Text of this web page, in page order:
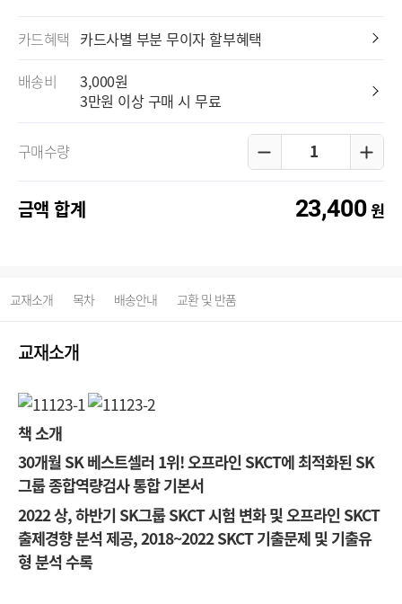
카드혜택 카드사별 부분 무이자 할부혜택
배송비
3,000원
3만원 이상 구매 시 무료
구매수량 1
금액 합계 23,400원
교재소개 목차 배송안내 교환 및 반품
교재소개
책 소개
30개월 SK 베스트셀러 1위! 오프라인 SKCT에 최적화된 SK
그룹 종합역량검사 통합 기본서
2022상,하반기 SK그룹 SKCT 시험 변화 및 오프라인 SKCT
출제경향 분석 제공, 2018~2022 SKCT 기출문제 및 기출유
형 분석 수록